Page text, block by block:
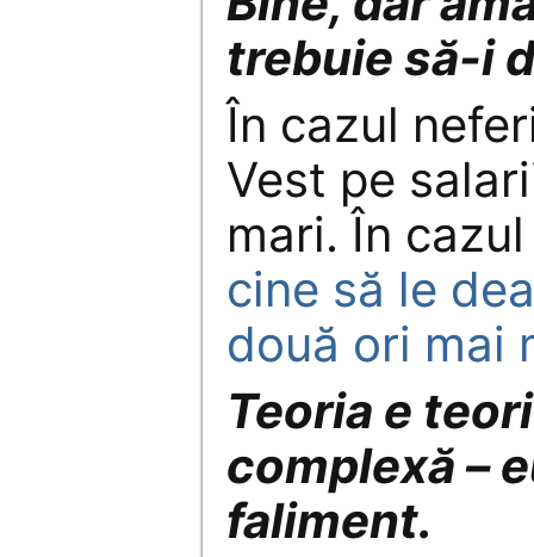
trebuie să-i
În cazul
Vest pe
mari. În
cine să le
două ori mai
Teoria e
complexă –
faliment.